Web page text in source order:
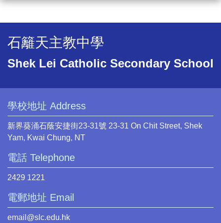
石籬天主教中學
Shek Lei Catholic Secondary School
學校地址 Address
新界葵涌石蔭安捷街23-31號 23-31 On Chit Street, Shek
Yam, Kwai Chung, NT
電話 Telephone
2429 1221
電郵地址 Email
email@slc.edu.hk